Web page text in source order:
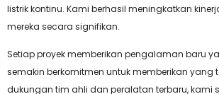
listrik kontinu. Kami berhasil meningkatkan
mereka secara signifikan.
Setiap proyek memberikan pengalaman baru
semakin berkomitmen untuk memberikan yang
dukungan tim ahli dan peralatan terbaru, kami